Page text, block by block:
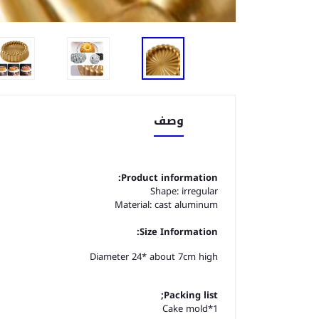
وصف
Product information:
Shape: irregular
Material: cast aluminum
Size Information:
Diameter 24* about 7cm high
Packing list;
Cake mold*1